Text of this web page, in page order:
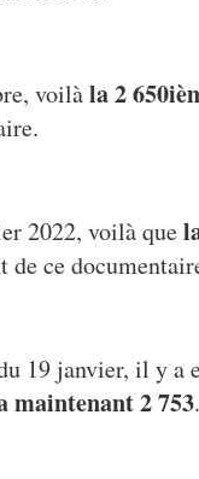
voilàla 2
2022, voilà que
ce
19 janvier, il y a
maintenant 2 753.